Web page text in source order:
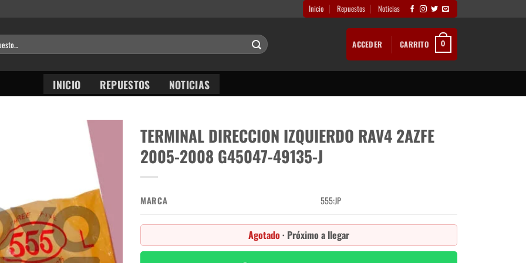
Inicio Repuestos Noticias
ACCEDER CARRITO 0
INICIO REPUESTOS NOTICIAS
TERMINAL DIRECCION IZQUIERDO RAV4 2AZFE
2005-2008 G45047-49135-J
MARCA 555:JP
Agotado · Próximo a llegar